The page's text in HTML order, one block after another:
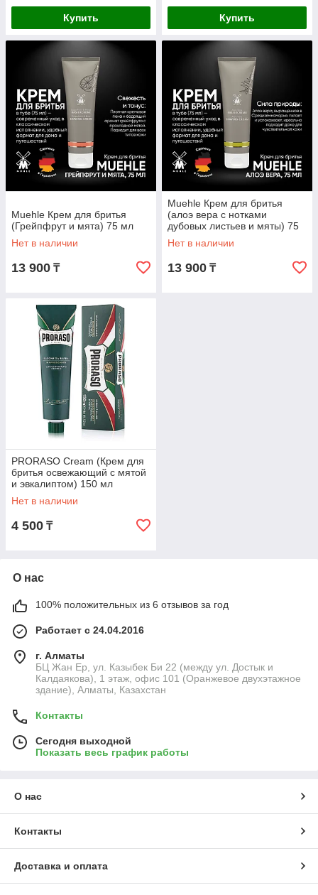
Купить Купить
Muehle Крем для бритья
(Грейпфрут и мята) 75 мл
Нет в наличии
13 900 ₸
Muehle Крем для бритья
(алоэ вера с нотками
дубовых листьев и мяты) 75
мл
Нет в наличии
13 900 ₸
PRORASO Cream (Крем для
бритья освежающий с мятой
и эвкалиптом) 150 мл
Нет в наличии
4 500 ₸
О нас
100% положительных из 6 отзывов за год
Работает с 24.04.2016
г. Алматы
БЦ Жан Ер, ул. Казыбек Би 22 (между ул. Достык и
Калдаякова), 1 этаж, офис 101 (Оранжевое двухэтажное
здание), Алматы, Казахстан
Контакты
Сегодня выходной
Показать весь график работы
О нас
Контакты
Доставка и оплата